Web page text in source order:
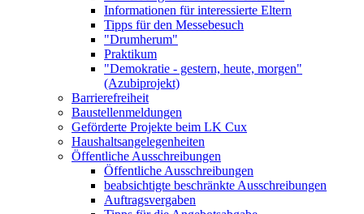
Informationen für interessierte Eltern
Tipps für den Messebesuch
"Drumherum"
Praktikum
"Demokratie - gestern, heute, morgen"
(Azubiprojekt)
Barrierefreiheit
Baustellenmeldungen
Geförderte Projekte beim LK Cux
Haushaltsangelegenheiten
Öffentliche Ausschreibungen
Öffentliche Ausschreibungen
beabsichtigte beschränkte Ausschreibungen
Auftragsvergaben